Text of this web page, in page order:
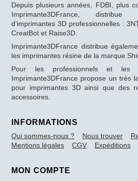
Depuis plusieurs années, FDBI, plus
Imprimante3DFrance, distribue
d’imprimantes 3D professionnelles :
CreatBot et Raise3D.
Imprimante3DFrance distribue
les imprimantes résine de la marque
Pour les professionnels et les
Imprimante3DFrance propose un très
pour imprimantes 3D ainsi que des
accessoires.
INFORMATIONS
Qui sommes-nous ? Nous trouver
Mentions légales
CGV Expéditions
MON COMPTE